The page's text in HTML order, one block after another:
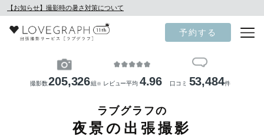
【お知らせ】撮影時の暑さ対策について
予約する
撮影数205,326組 ※ レビュー平均 4.96 口コミ 53,484件
ラブグラフの
夜景の出張撮影